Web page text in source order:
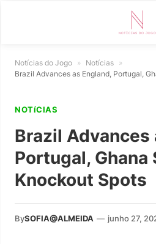
Notícias do Jogo » Notícias »
Brazil Advances as England, Portugal,
NOTíCIAS
Brazil Advances
Portugal, Ghana
Knockout Spots
BySOFIA@ALMEIDA — junho 27,